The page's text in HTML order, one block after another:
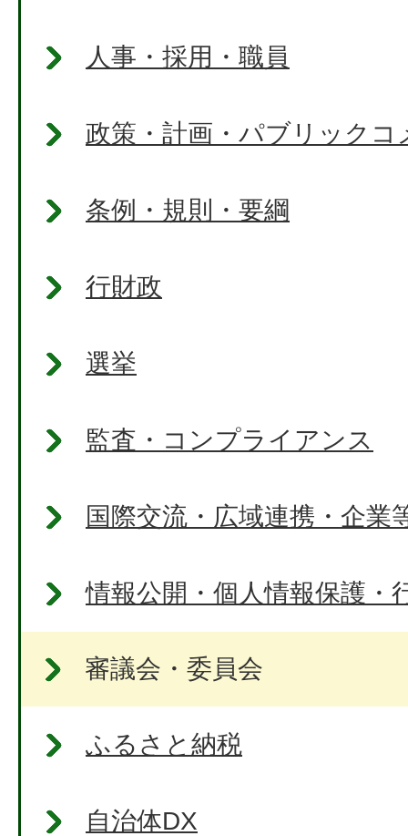
人事・採用・職員
政策・計画・パブリックコ
条例・規則・要綱
行財政
選挙
監査・コンプライアンス
国際交流・広域連携・企業
情報公開・個人情報保護・
審議会・委員会
ふるさと納税
自治体DX